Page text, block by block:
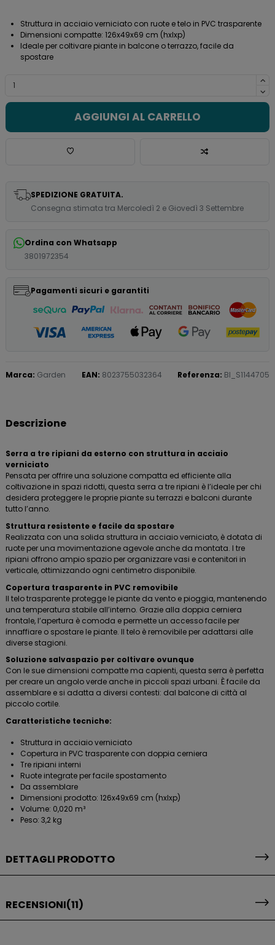
Struttura in acciaio verniciato con ruote e telo in PVC trasparente
Dimensioni compatte: 126x49x69 cm (hxlxp)
Ideale per coltivare piante in balcone o terrazzo, facile da
spostare
AGGIUNGI AL CARRELLO
SPEDIZIONE GRATUITA.
Consegna stimata tra Mercoledì 2 e Giovedì 3 Settembre
Ordina con Whatsapp
3801972354
Pagamenti sicuri e garantiti
Marca: Garden EAN: 8023755032364 Referenza: BI_S1144705
Descrizione
Serra a tre ripiani da esterno con struttura in acciaio
verniciato
Pensata per offrire una soluzione compatta ed efficiente alla
coltivazione in spazi ridotti, questa serra a tre ripiani è l’ideale per chi
desidera proteggere le proprie piante su terrazzi e balconi durante
tutto l’anno.
Struttura resistente e facile da spostare
Realizzata con una solida struttura in acciaio verniciato, è dotata di
ruote per una movimentazione agevole anche da montata. I tre
ripiani offrono ampio spazio per organizzare vasi e contenitori in
verticale, ottimizzando ogni centimetro disponibile.
Copertura trasparente in PVC removibile
Il telo trasparente protegge le piante da vento e pioggia, mantenendo
una temperatura stabile all’interno. Grazie alla doppia cerniera
frontale, l’apertura è comoda e permette un accesso facile per
innaffiare o spostare le piante. Il telo è removibile per adattarsi alle
diverse stagioni.
Soluzione salvaspazio per coltivare ovunque
Con le sue dimensioni compatte ma capienti, questa serra è perfetta
per creare un angolo verde anche in piccoli spazi urbani. È facile da
assemblare e si adatta a diversi contesti: dal balcone di città al
piccolo cortile.
Caratteristiche tecniche:
Struttura in acciaio verniciato
Copertura in PVC trasparente con doppia cerniera
Tre ripiani interni
Ruote integrate per facile spostamento
Da assemblare
Dimensioni prodotto: 126x49x69 cm (hxlxp)
Volume: 0,020 m³
Peso: 3,2 kg
DETTAGLI PRODOTTO
RECENSIONI(11)